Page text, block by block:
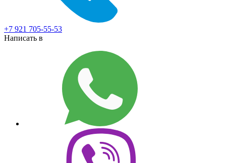
+7 921 705-55-53
Написать в